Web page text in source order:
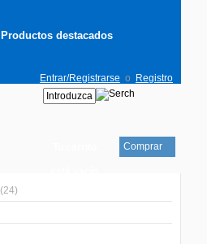
Productos destacados
Entrar/Registrarse o Registro
Comprar
(24)